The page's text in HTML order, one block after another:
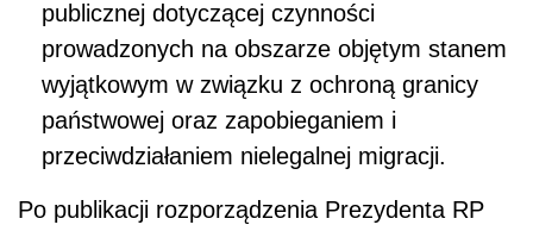
publicznej dotyczącej czynności
prowadzonych na obszarze objętym stanem
wyjątkowym w związku z ochroną granicy
państwowej oraz zapobieganiem i
przeciwdziałaniem nielegalnej migracji.
Po publikacji rozporządzenia Prezydenta RP